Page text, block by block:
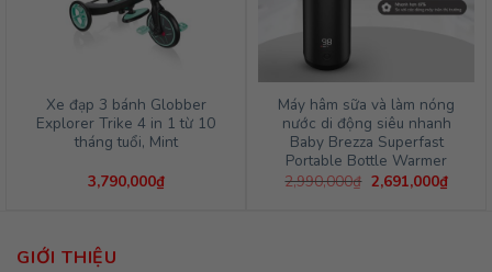
Xe đạp 3 bánh Globber
Explorer Trike 4 in 1 từ 10
tháng tuổi, Mint
3,790,000₫
Máy hâm sữa và làm nóng
nước di động siêu nhanh
Baby Brezza Superfast
Portable Bottle Warmer
2,990,000₫ Giá
gốc
2,691,000₫Giá
hiện
GIỚI THIỆU